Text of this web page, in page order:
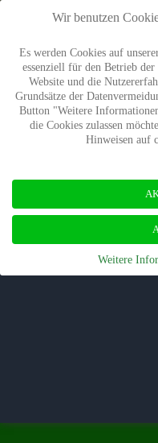
Wir benutzen
Es werden Cookies auf
essenziell für den Betrieb
Website und die
Grundsätze der
Button "Weitere
die Cookies zulassen
Hinweisen auf
Weitere